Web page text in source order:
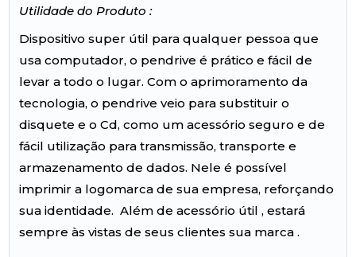
Utilidade do Produto :
Dispositivo super útil para qualquer pessoa que
usa computador, o pendrive é prático e fácil de
levar a todo o lugar. Com o aprimoramento da
tecnologia, o pendrive veio para substituir o
disquete e o Cd, como um acessório seguro e de
fácil utilização para transmissão, transporte e
armazenamento de dados. Nele é possível
imprimir a logomarca de sua empresa, reforçando
sua identidade. Além de acessório útil , estará
sempre às vistas de seus clientes sua marca .